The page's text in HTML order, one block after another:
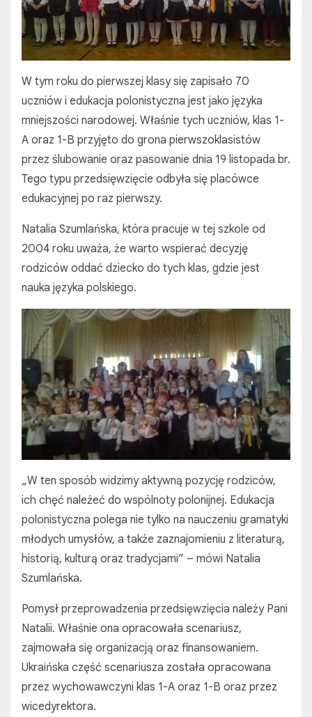
W tym roku do pierwszej klasy się zapisało 70
uczniów i edukacja polonistyczna jest jako języka
mniejszości narodowej. Właśnie tych uczniów, klas 1-
A oraz 1-B przyjęto do grona pierwszoklasistów
przez ślubowanie oraz pasowanie dnia 19 listopada br.
Tego typu przedsięwzięcie odbyła się placówce
edukacyjnej po raz pierwszy.
Natalia Szumlańska, która pracuje w tej szkole od
2004 roku uważa, że warto wspierać decyzję
rodziców oddać dziecko do tych klas, gdzie jest
nauka języka polskiego.
„W ten sposób widzimy aktywną pozycję rodziców,
ich chęć należeć do wspólnoty polonijnej. Edukacja
polonistyczna polega nie tylko na nauczeniu gramatyki
młodych umysłów, a także zaznajomieniu z literaturą,
historią, kulturą oraz tradycjami” – mówi Natalia
Szumlańska.
Pomysł przeprowadzenia przedsięwzięcia należy Pani
Natalii. Właśnie ona opracowała scenariusz,
zajmowała się organizacją oraz finansowaniem.
Ukraińska część scenariusza została opracowana
przez wychowawczyni klas 1-A oraz 1-B oraz przez
wicedyrektora.